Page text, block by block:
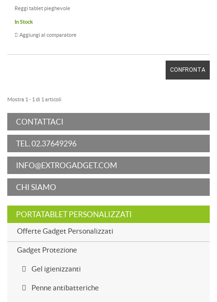
Reggi tablet pieghevole
In Stock
Aggiungi al comparatore
CONFRONTA
Mostra 1 - 1 di 1 articoli
CONTATTACI
TEL. 02.37649296
INFO@EXTROGADGET.COM
CHI SIAMO
PORTATABLET PERSONALIZZATI
Offerte Gadget Personalizzati
Gadget Protezione
Gel igienizzanti
Penne antibatteriche